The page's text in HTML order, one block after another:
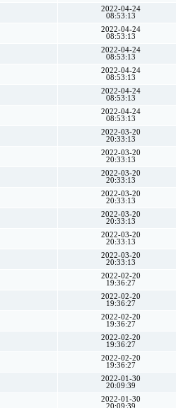
2022-04-24
08:53:13
2022-04-24
08:53:13
2022-04-24
08:53:13
2022-04-24
08:53:13
2022-04-24
08:53:13
2022-04-24
08:53:13
2022-03-20
20:33:13
2022-03-20
20:33:13
2022-03-20
20:33:13
2022-03-20
20:33:13
2022-03-20
20:33:13
2022-03-20
20:33:13
2022-03-20
20:33:13
2022-02-20
19:36:27
2022-02-20
19:36:27
2022-02-20
19:36:27
2022-02-20
19:36:27
2022-02-20
19:36:27
2022-01-30
20:09:39
2022-01-30
20:09:39